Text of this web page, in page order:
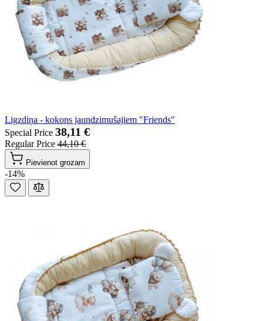
Ligzdiņa - kokons jaundzimušajiem "Friends"
Special Price 38,11 €
Regular Price 44,10 €
Pievienot grozam
-14%